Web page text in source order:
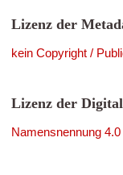
Lizenz der
kein Copyright /
Lizenz der
Namensnennung